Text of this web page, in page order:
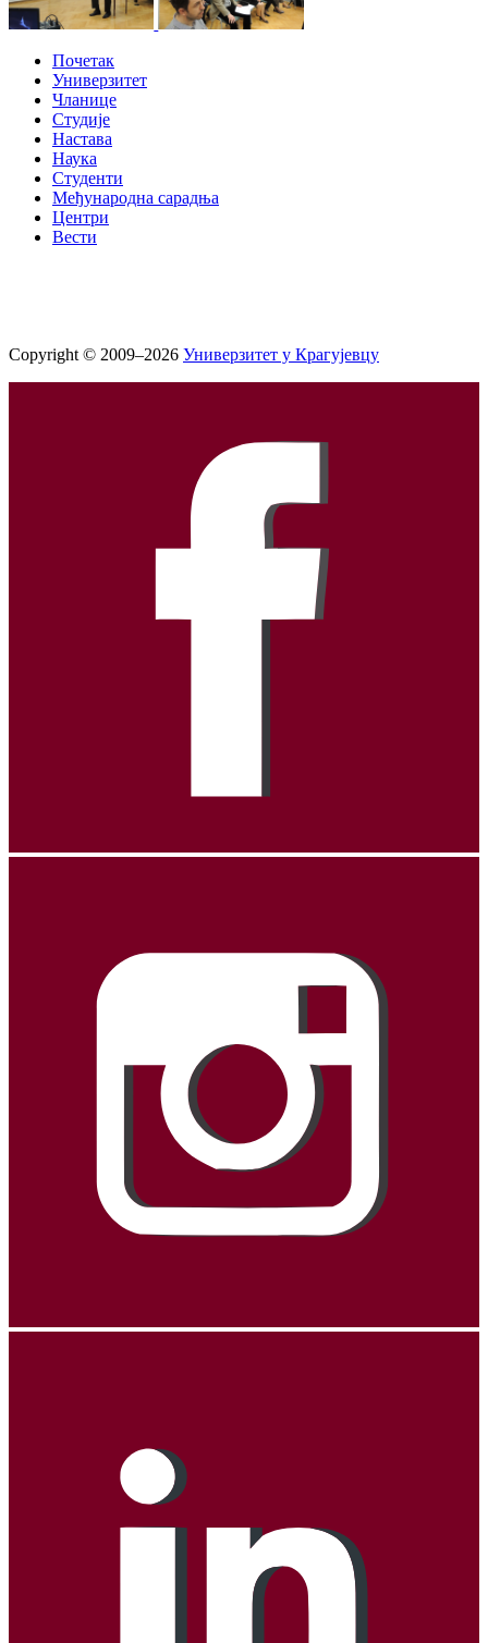
Почетак
Универзитет
Чланице
Студије
Настава
Наука
Студенти
Међународна сарадња
Центри
Вести
Copyright © 2009–2026 Универзитет у Крагујевцу